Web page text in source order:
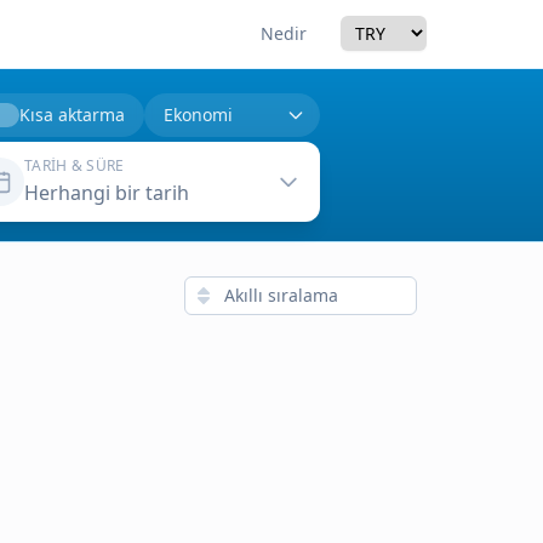
Nedir Currency
Kısa aktarma
TARIH & SÜRE
Herhangi bir tarih